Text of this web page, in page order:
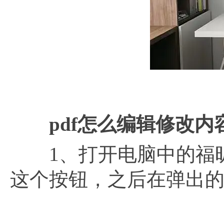
pdf怎么编辑修改内
1、打开电脑中的福
这个按钮，之后在弹出